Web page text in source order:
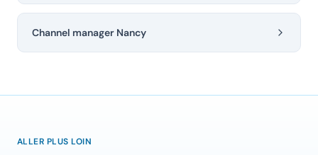
Channel manager Nancy
ALLER PLUS LOIN